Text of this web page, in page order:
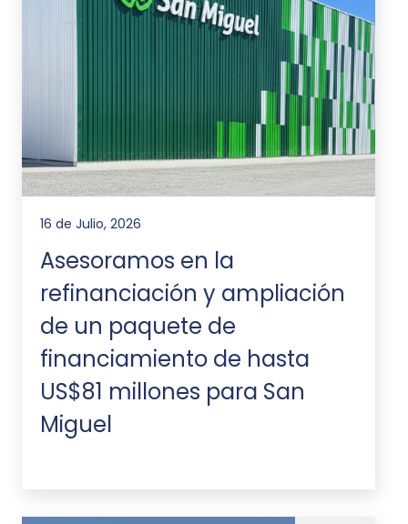
16 de Julio, 2026
Asesoramos en la
refinanciación y ampliación
de un paquete de
financiamiento de hasta
US$81 millones para San
Miguel